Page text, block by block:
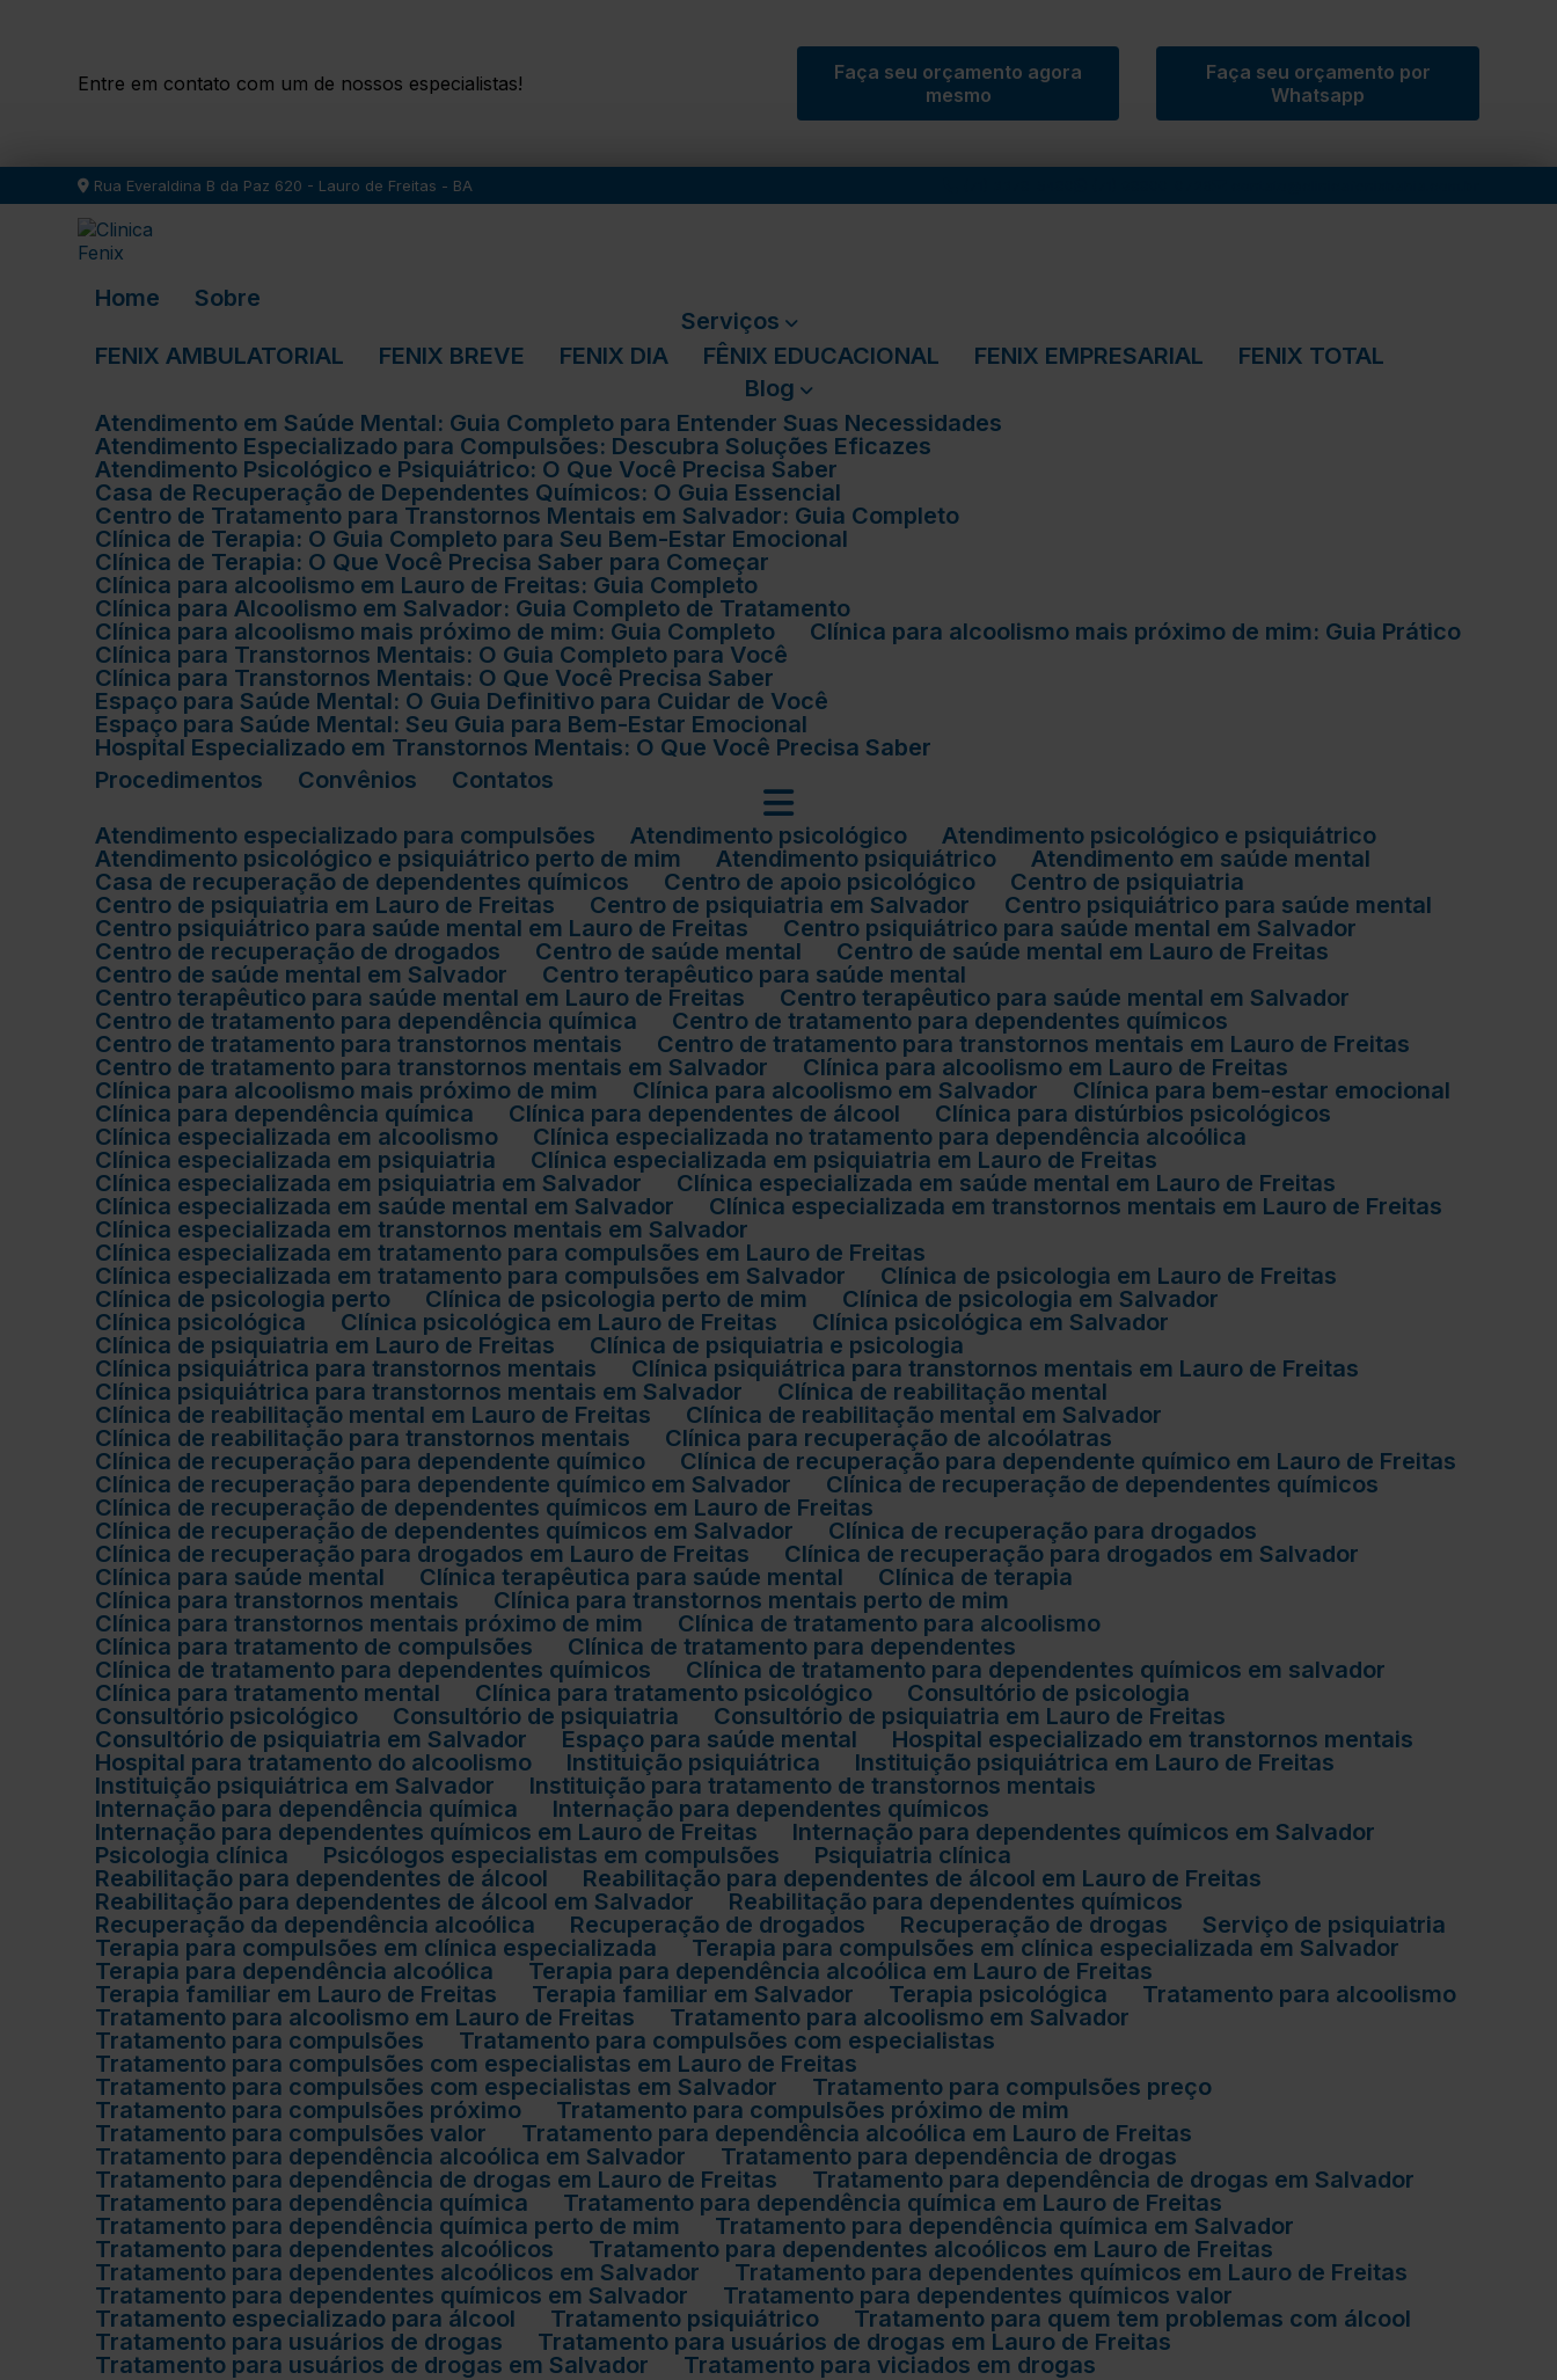
Entre em contato com um de nossos especialistas!
Faça seu orçamento agora
mesmo
Faça seu orçamento por
Whatsapp
Rua Everaldina B da Paz 620 - Lauro de Freitas - BA
Home
Sobre
Serviços
FENIX AMBULATORIAL
FENIX BREVE FENIX DIA FÊNIX EDUCACIONAL FENIX EMPRESARIAL
FENIX TOTAL
Blog
Atendimento em Saúde Mental: Guia Completo para Entender Suas Necessidades
Atendimento Especializado para Compulsões: Descubra Soluções Eficazes
Atendimento Psicológico e Psiquiátrico: O Que Você Precisa Saber
Casa de Recuperação de Dependentes Químicos: O Guia Essencial
Centro de Tratamento para Transtornos Mentais em Salvador: Guia Completo
Clínica de Terapia: O Guia Completo para Seu Bem-Estar Emocional
Clínica de Terapia: O Que Você Precisa Saber para Começar
Clínica para alcoolismo em Lauro de Freitas: Guia Completo
Clínica para Alcoolismo em Salvador: Guia Completo de Tratamento
Clínica para alcoolismo mais próximo de mim: Guia Completo
Clínica para alcoolismo mais próximo de mim: Guia Prático
Clínica para Transtornos Mentais: O Guia Completo para Você
Clínica para Transtornos Mentais: O Que Você Precisa Saber
Espaço para Saúde Mental: O Guia Definitivo para Cuidar de Você
Espaço para Saúde Mental: Seu Guia para Bem-Estar Emocional
Hospital Especializado em Transtornos Mentais: O Que Você Precisa Saber
Procedimentos
Convênios
Contatos
Atendimento especializado para compulsões
Atendimento psicológico
Atendimento psicológico e psiquiátrico
Atendimento psicológico e psiquiátrico perto de mim
Atendimento psiquiátrico
Atendimento em saúde mental
Casa de recuperação de dependentes químicos
Centro de apoio psicológico
Centro de psiquiatria
Centro de psiquiatria em Lauro de Freitas
Centro de psiquiatria em Salvador
Centro psiquiátrico para saúde mental
Centro psiquiátrico para saúde mental em Lauro de Freitas
Centro psiquiátrico para saúde mental em Salvador
Centro de recuperação de drogados
Centro de saúde mental
Centro de saúde mental em Lauro de Freitas
Centro de saúde mental em Salvador
Centro terapêutico para saúde mental
Centro terapêutico para saúde mental em Lauro de Freitas
Centro terapêutico para saúde mental em Salvador
Centro de tratamento para dependência química
Centro de tratamento para dependentes químicos
Centro de tratamento para transtornos mentais
Centro de tratamento para transtornos mentais em Lauro de Freitas
Centro de tratamento para transtornos mentais em Salvador
Clínica para alcoolismo em Lauro de Freitas
Clínica para alcoolismo mais próximo de mim
Clínica para alcoolismo em Salvador
Clínica para bem-estar emocional
Clínica para dependência química
Clínica para dependentes de álcool
Clínica para distúrbios psicológicos
Clínica especializada em alcoolismo
Clínica especializada no tratamento para dependência alcoólica
Clínica especializada em psiquiatria
Clínica especializada em psiquiatria em Lauro de Freitas
Clínica especializada em psiquiatria em Salvador
Clínica especializada em saúde mental em Lauro de Freitas
Clínica especializada em saúde mental em Salvador
Clínica especializada em transtornos mentais em Lauro de Freitas
Clínica especializada em transtornos mentais em Salvador
Clínica especializada em tratamento para compulsões em Lauro de Freitas
Clínica especializada em tratamento para compulsões em Salvador
Clínica de psicologia em Lauro de Freitas
Clínica de psicologia perto
Clínica de psicologia perto de mim
Clínica de psicologia em Salvador
Clínica psicológica
Clínica psicológica em Lauro de Freitas
Clínica psicológica em Salvador
Clínica de psiquiatria em Lauro de Freitas
Clínica de psiquiatria e psicologia
Clínica psiquiátrica para transtornos mentais
Clínica psiquiátrica para transtornos mentais em Lauro de Freitas
Clínica psiquiátrica para transtornos mentais em Salvador
Clínica de reabilitação mental
Clínica de reabilitação mental em Lauro de Freitas
Clínica de reabilitação mental em Salvador
Clínica de reabilitação para transtornos mentais
Clínica para recuperação de alcoólatras
Clínica de recuperação para dependente químico
Clínica de recuperação para dependente químico em Lauro de Freitas
Clínica de recuperação para dependente químico em Salvador
Clínica de recuperação de dependentes químicos
Clínica de recuperação de dependentes químicos em Lauro de Freitas
Clínica de recuperação de dependentes químicos em Salvador
Clínica de recuperação para drogados
Clínica de recuperação para drogados em Lauro de Freitas
Clínica de recuperação para drogados em Salvador
Clínica para saúde mental
Clínica terapêutica para saúde mental
Clínica de terapia
Clínica para transtornos mentais
Clínica para transtornos mentais perto de mim
Clínica para transtornos mentais próximo de mim
Clínica de tratamento para alcoolismo
Clínica para tratamento de compulsões
Clínica de tratamento para dependentes
Clínica de tratamento para dependentes químicos
Clínica de tratamento para dependentes químicos em salvador
Clínica para tratamento mental
Clínica para tratamento psicológico
Consultório de psicologia
Consultório psicológico
Consultório de psiquiatria
Consultório de psiquiatria em Lauro de Freitas
Consultório de psiquiatria em Salvador
Espaço para saúde mental
Hospital especializado em transtornos mentais
Hospital para tratamento do alcoolismo
Instituição psiquiátrica
Instituição psiquiátrica em Lauro de Freitas
Instituição psiquiátrica em Salvador
Instituição para tratamento de transtornos mentais
Internação para dependência química
Internação para dependentes químicos
Internação para dependentes químicos em Lauro de Freitas
Internação para dependentes químicos em Salvador
Psicologia clínica
Psicólogos especialistas em compulsões
Psiquiatria clínica
Reabilitação para dependentes de álcool
Reabilitação para dependentes de álcool em Lauro de Freitas
Reabilitação para dependentes de álcool em Salvador
Reabilitação para dependentes químicos
Recuperação da dependência alcoólica
Recuperação de drogados Recuperação de drogas
Serviço de psiquiatria
Terapia para compulsões em clínica especializada
Terapia para compulsões em clínica especializada em Salvador
Terapia para dependência alcoólica
Terapia para dependência alcoólica em Lauro de Freitas
Terapia familiar em Lauro de Freitas
Terapia familiar em Salvador Terapia psicológica
Tratamento para alcoolismo
Tratamento para alcoolismo em Lauro de Freitas
Tratamento para alcoolismo em Salvador
Tratamento para compulsões
Tratamento para compulsões com especialistas
Tratamento para compulsões com especialistas em Lauro de Freitas
Tratamento para compulsões com especialistas em Salvador
Tratamento para compulsões preço
Tratamento para compulsões próximo
Tratamento para compulsões próximo de mim
Tratamento para compulsões valor
Tratamento para dependência alcoólica em Lauro de Freitas
Tratamento para dependência alcoólica em Salvador
Tratamento para dependência de drogas
Tratamento para dependência de drogas em Lauro de Freitas
Tratamento para dependência de drogas em Salvador
Tratamento para dependência química
Tratamento para dependência química em Lauro de Freitas
Tratamento para dependência química perto de mim
Tratamento para dependência química em Salvador
Tratamento para dependentes alcoólicos
Tratamento para dependentes alcoólicos em Lauro de Freitas
Tratamento para dependentes alcoólicos em Salvador
Tratamento para dependentes químicos em Lauro de Freitas
Tratamento para dependentes químicos em Salvador
Tratamento para dependentes químicos valor
Tratamento especializado para álcool
Tratamento psiquiátrico
Tratamento para quem tem problemas com álcool
Tratamento para usuários de drogas
Tratamento para usuários de drogas em Lauro de Freitas
Tratamento para usuários de drogas em Salvador
Tratamento para viciados em drogas